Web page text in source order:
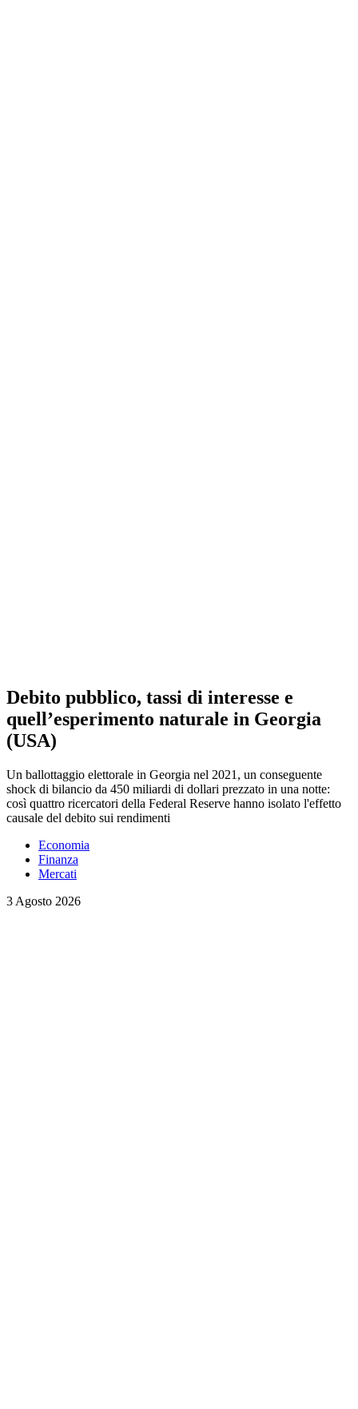
Debito pubblico, tassi di interesse e
quell’esperimento naturale in Georgia
(USA)
Un ballottaggio elettorale in Georgia nel 2021, un conseguente
shock di bilancio da 450 miliardi di dollari prezzato in una notte:
così quattro ricercatori della Federal Reserve hanno isolato l'effetto
causale del debito sui rendimenti
Economia
Finanza
Mercati
3 Agosto 2026